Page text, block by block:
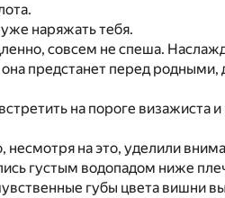
наряжать тебя.
совсем не спеша.
предстанет перед
на пороге
на это, уделили
густым водопадом ниже
губы цвета вишни